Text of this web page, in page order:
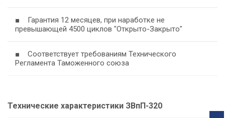
■ Гарантия 12 месяцев, при наработке не
превышающей 4500 циклов "Открыто-Закрыто"
■ Соответствует требованиям Технического
Регламента Таможенного союза
Технические характеристики ЗВпП-320